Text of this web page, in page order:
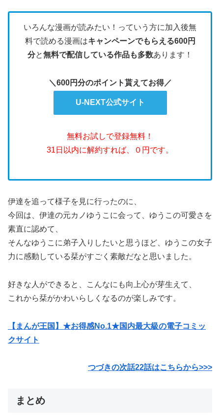
いろんな漫画が読みたい！っていう方に加入後無
料で読める漫画はキャンペーンでもらえる600円
分と無料で配信している作品も多数あります！
＼600円分のポイント貰えてお得／
U-NEXT公式サイト
無料お試しで登録無料！
31日以内に解約すれば、０円です。
伊達を追って様子を見に行ったのに、
今回は、伊達の元カノゆうこに会って、ゆうこの可愛さを
素直に認めて、
そんなゆうこに弟子入りしたいと思うほど、ゆうこの女子
力に感動している栞がすごく素敵だなと思いました。
好きな人ができると、こんなにも向上心が芽生えて、
これから栞がかわいらしくなるのが楽しみです。
【まんが王国】★お得感No.1★国内最大級の電子コミッ
クサイト
つづきの次話22話はこちらから>>>
まとめ